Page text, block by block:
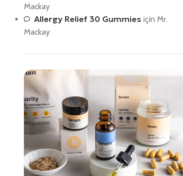
Mackay
Allergy Relief 30 Gummies için Mr.
Mackay